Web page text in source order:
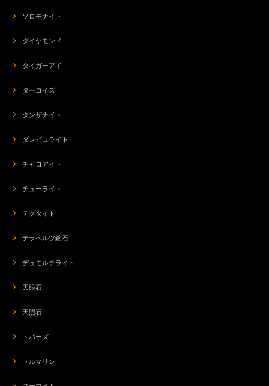
ソロモナイト
ダイヤモンド
タイガーアイ
ターコイズ
タンザナイト
ダンビュライト
チャロアイト
チューライト
テクタイト
テラヘルツ鉱石
デュモルチライト
天眼石
天照石
トパーズ
トルマリン